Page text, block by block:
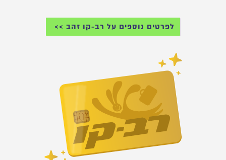
לפרטים נוספים על רב-קו זהב